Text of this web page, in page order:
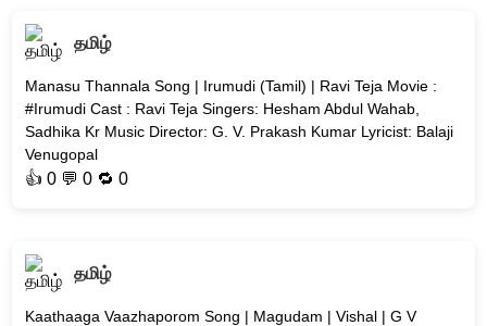
தமிழ்
Manasu Thannala Song | Irumudi (Tamil) | Ravi Teja Movie :
#Irumudi Cast : Ravi Teja Singers: Hesham Abdul Wahab,
Sadhika Kr Music Director: G. V. Prakash Kumar Lyricist: Balaji
Venugopal
👍0 💬 0 🔁0
தமிழ்
Kaathaaga Vaazhaporom Song | Magudam | Vishal | G V